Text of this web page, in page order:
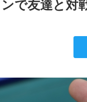
で友達と対